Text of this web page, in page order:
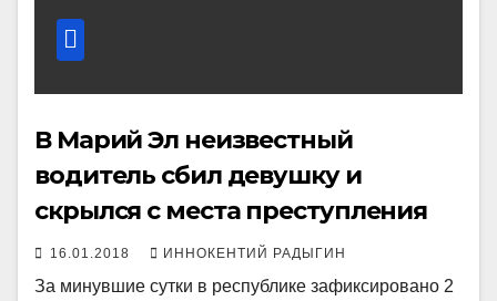
В Марий Эл неизвестный
водитель сбил девушку и
скрылся с места преступления
16.01.2018 ИННОКЕНТИЙ РАДЫГИН
За минувшие сутки в республике зафиксировано 2